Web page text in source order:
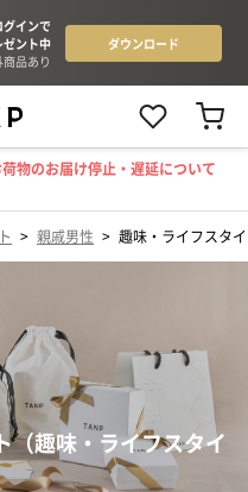
物のお届け停止・遅延について
> 親戚男性 > 趣味・ライフスタ
（趣味・ライフスタイ